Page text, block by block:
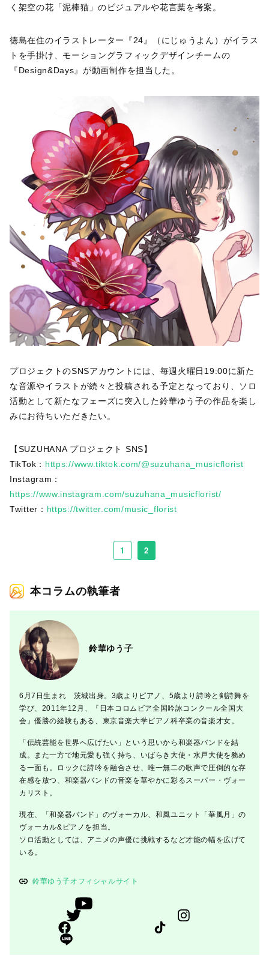
く架空の花「泥棒猫」のビジュアルや花言葉を考案。
徳島在住のイラストレーター『24』（にじゅうよん）がイラス
トを手掛け、モーショングラフィックデザインチームの
『Design&Days』が動画制作を担当した。
プロジェクトのSNSアカウントには、毎週火曜日19:00に新た
な音源やイラストが続々と投稿される予定となっており、ソロ
活動として新たなフェーズに突入した鈴華ゆう子の作品を楽し
みにお待ちいただきたい。
【SUZUHANA プロジェクト SNS】
TikTok： https://www.tiktok.com/@suzuhana_musicflorist
Instagram：
https://www.instagram.com/suzuhana_musicflorist/
Twitter： https://twitter.com/music_florist
1 2
本コラムの執筆者
鈴華ゆう子
6月7日生まれ 茨城出身。3歳よりピアノ、5歳より詩吟と剣詩舞を
学び、2011年12月、『日本コロムビア全国吟詠コンクール全国大
会』優勝の経験もある、東京音楽大学ピアノ科卒業の音楽才女。
「伝統芸能を世界へ広げたい」という思いから和楽器バンドを結
成。また一方で地元愛も強く持ち、いばらき大使・水戸大使を務め
る一面も。ロックに詩吟を融合させ、唯一無二の歌声で圧倒的な存
在感を放つ、和楽器バンドの音楽を華やかに彩るスーパー・ヴォー
カリスト。
現在、「和楽器バンド」のヴォーカル、和風ユニット「華風月」の
ヴォーカル&ピアノを担当。
ソロ活動としては、アニメの声優に挑戦するなど才能の幅を広げて
いる。
鈴華ゆう子オフィシャルサイト